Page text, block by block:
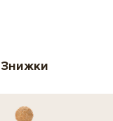
Знижки